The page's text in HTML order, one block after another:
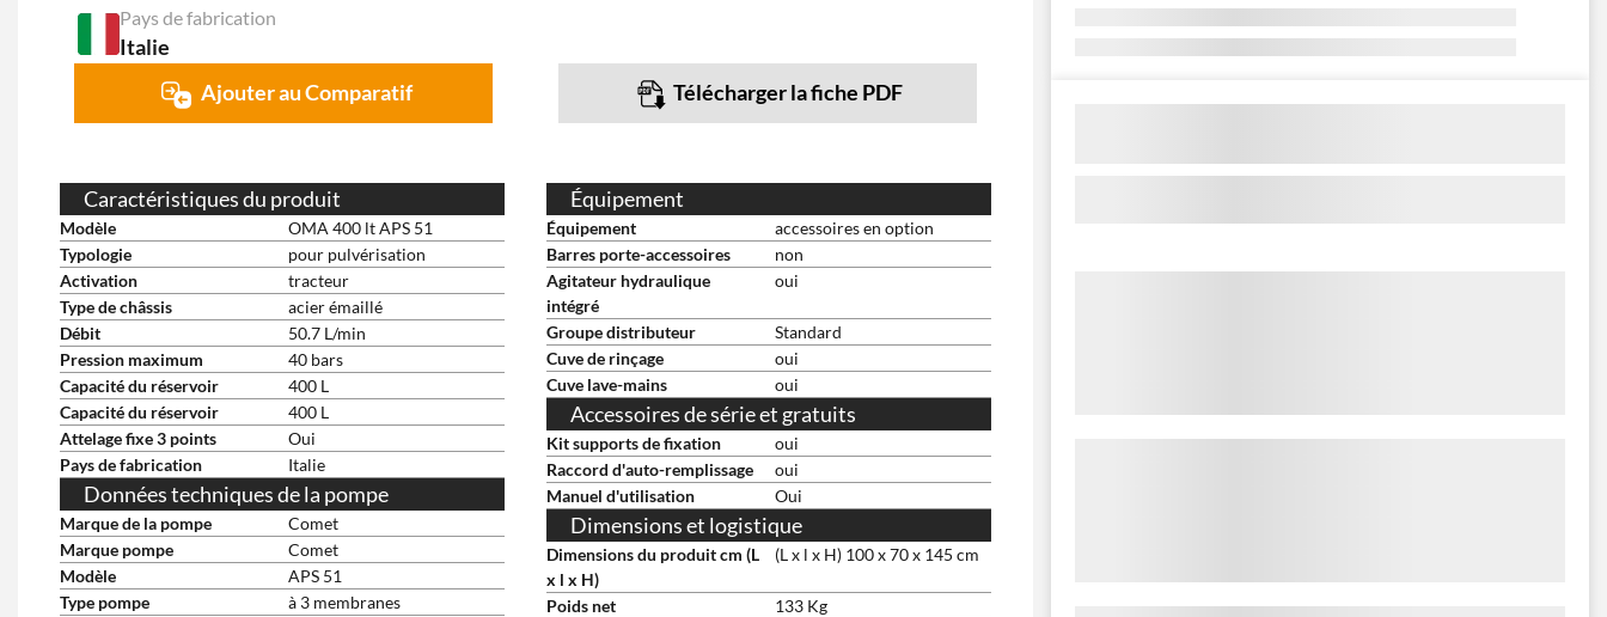
Pays de fabrication
Italie
Ajouter au Comparatif Télécharger la fiche PDF
Caractéristiques du produit
Modèle
OMA 400 lt APS 51
Typologie
pour pulvérisation
Activation
tracteur
Type de châssis
acier émaillé
Débit
50.7 L/min
Pression maximum
40 bars
Capacité du réservoir
400 L
Capacité du réservoir
400 L
Attelage fixe 3 points
Oui
Pays de fabrication
Italie
Données techniques de la pompe
Marque de la pompe
Comet
Marque pompe
Comet
Modèle
APS 51
Type pompe
à 3 membranes
Équipement
Équipement
accessoires en option
Barres porte-accessoires
non
Agitateur hydraulique
intégré
oui
Groupe distributeur
Standard
Cuve de rinçage
oui
Cuve lave-mains
oui
Accessoires de série et gratuits
Kit supports de fixation
oui
Raccord d'auto-remplissage
oui
Manuel d'utilisation
Oui
Dimensions et logistique
Dimensions du produit cm (L
x l x H)
(L x l x H) 100 x 70 x 145 cm
Poids net
133 Kg